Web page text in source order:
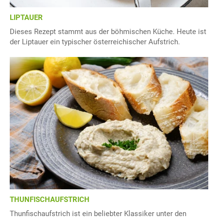
LIPTAUER
Dieses Rezept stammt aus der böhmischen Küche. Heute ist
der Liptauer ein typischer österreichischer Aufstrich.
THUNFISCHAUFSTRICH
Thunfischaufstrich ist ein beliebter Klassiker unter den